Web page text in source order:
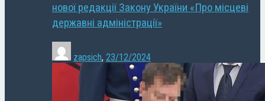
нової редакції Закону України «Про місцеві
державні адміністрації»
zapsich, 23/12/2024